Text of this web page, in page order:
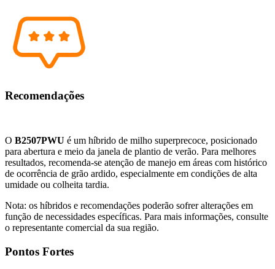
Recomendações
O B2507PWU é um híbrido de milho superprecoce, posicionado
para abertura e meio da janela de plantio de verão. Para melhores
resultados, recomenda-se atenção de manejo em áreas com histórico
de ocorrência de grão ardido, especialmente em condições de alta
umidade ou colheita tardia.
Nota: os híbridos e recomendações poderão sofrer alterações em
função de necessidades específicas. Para mais informações, consulte
o representante comercial da sua região.
Pontos Fortes